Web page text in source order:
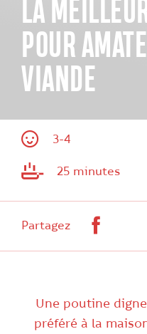
LA
POUR
VIANDE
3-4
25 minutes
Partagez
Une poutine
préféré à la